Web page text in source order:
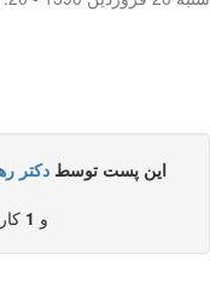
این پست توسط دکتر
و 1